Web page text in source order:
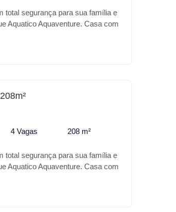
total segurança para sua família e
Aquatico Aquaventure. Casa com
4 Vagas 208 m²
total segurança para sua família e
Aquatico Aquaventure. Casa com
sendo 3 suítes.